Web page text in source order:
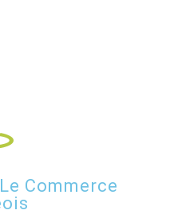
Commerce